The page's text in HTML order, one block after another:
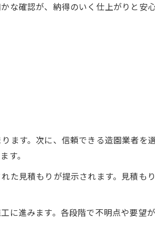
な確認が、納得のいく仕上がりと安
ます。次に、信頼できる造園業者を
す。
た見積もりが提示されます。見積も
に進みます。各段階で不明点や要望